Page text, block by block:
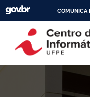
COMUNICA